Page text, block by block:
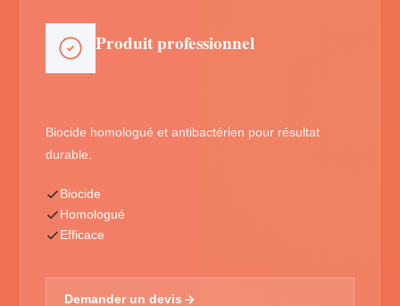
Produit professionnel
Biocide homologué et antibactérien pour résultat
durable.
Biocide
Homologué
Efficace
Demander un devis